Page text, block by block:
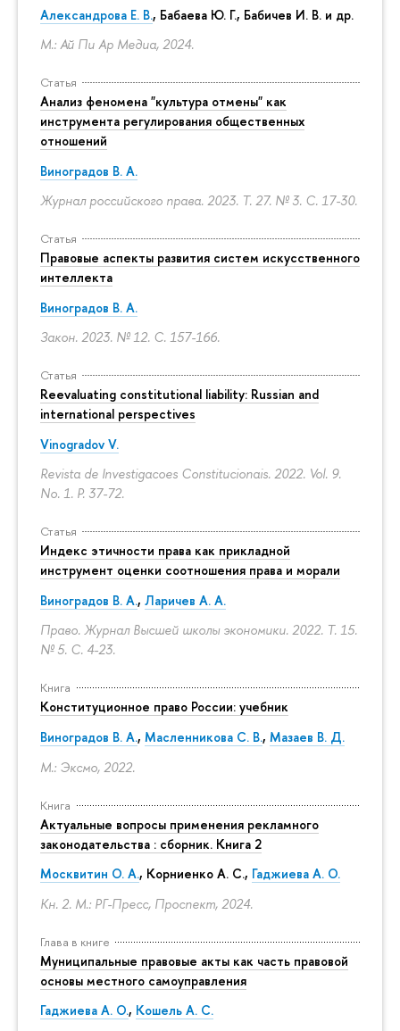
Александрова Е. В., Бабаева Ю. Г., Бабичев И. В. и др.
М.: Ай Пи Ар Медиа, 2024.
Статья
Анализ феномена "культура отмены" как
инструмента регулирования общественных
отношений
Виноградов В. А.
Журнал российского права. 2023. Т. 27. № 3. С. 17-30.
Статья
Правовые аспекты развития систем искусственного
интеллекта
Виноградов В. А.
Закон. 2023. № 12. С. 157-166.
Статья
Reevaluating constitutional liability: Russian and
international perspectives
Vinogradov V.
Revista de Investigacoes Constitucionais. 2022. Vol. 9.
No. 1. P. 37-72.
Статья
Индекс этичности права как прикладной
инструмент оценки соотношения права и морали
Виноградов В. А., Ларичев А. А.
Право. Журнал Высшей школы экономики. 2022. Т. 15.
№ 5. С. 4-23.
Книга
Конституционное право России: учебник
Виноградов В. А., Масленникова С. В., Мазаев В. Д.
М.: Эксмо, 2022.
Книга
Актуальные вопросы применения рекламного
законодательства : сборник. Книга 2
Москвитин О. А., Корниенко А. С., Гаджиева А. О.
Кн. 2. М.: РГ-Пресс, Проспект, 2024.
Глава в книге
Муниципальные правовые акты как часть правовой
основы местного самоуправления
Гаджиева А. О., Кошель А. С.